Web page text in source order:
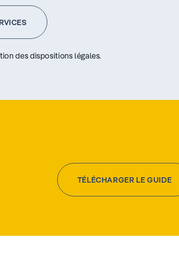
des dispositions légales.
TÉLÉCHARGER LE GUIDE